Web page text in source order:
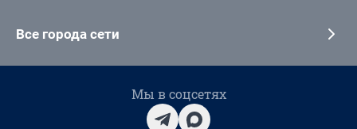
Все города сети
Мы в соцсетях